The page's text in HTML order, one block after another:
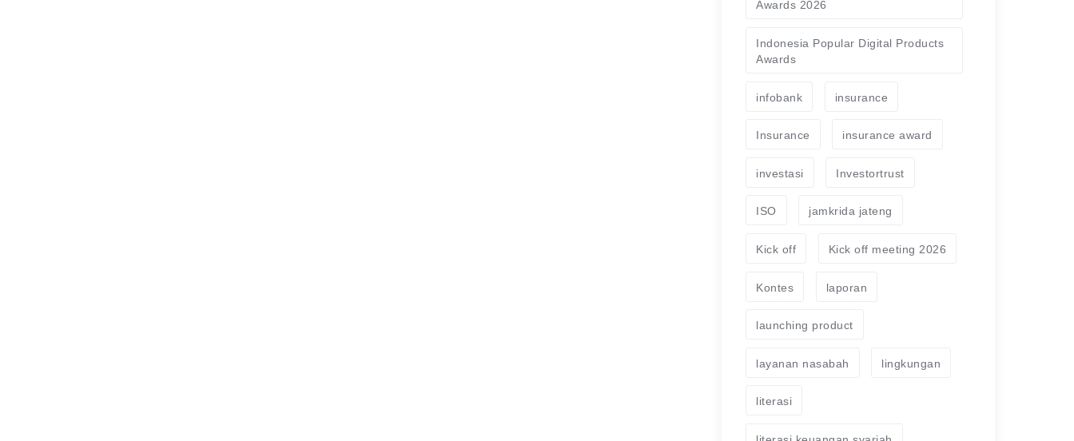
Awards 2026
Indonesia Popular Digital Products
Awards
infobank insurance
Insurance insurance award
investasi Investortrust
ISO jamkrida jateng
Kick off Kick off meeting 2026
Kontes laporan
launching product
layanan nasabah lingkungan
literasi
literasi keuangan syariah